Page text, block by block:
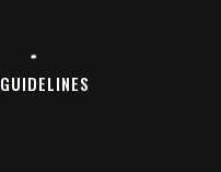
GUIDELINES